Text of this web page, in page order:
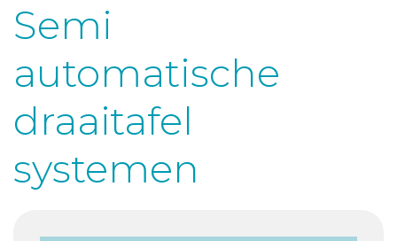
Semi
automatische
draaitafel
systemen